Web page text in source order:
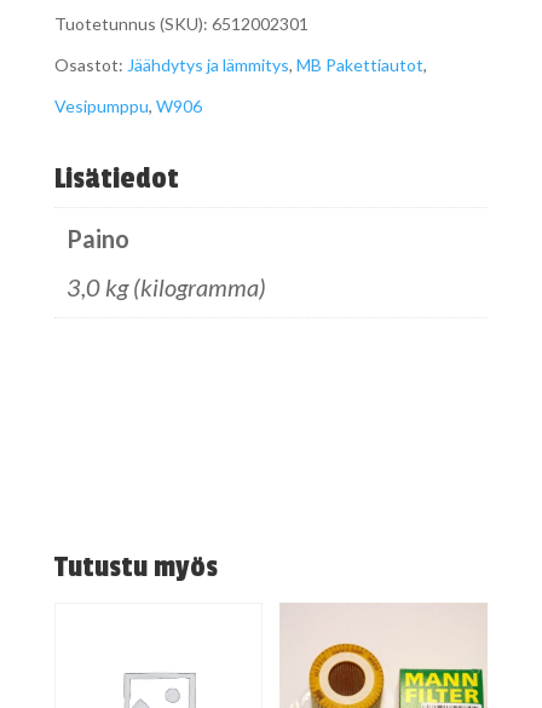
OM651
määrä
Tuotetunnus (SKU): 6512002301
Osastot: Jäähdytys ja lämmitys, MB Pakettiautot,
Vesipumppu, W906
Lisätiedot
Paino
3,0 kg (kilogramma)
Tutustu myös